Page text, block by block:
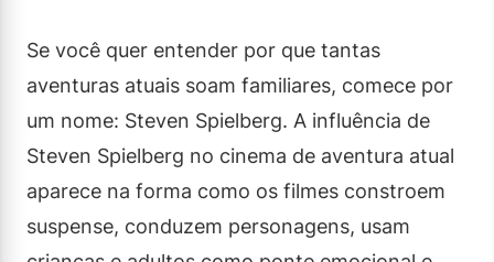
Se você quer entender por que tantas
aventuras atuais soam familiares, comece por
um nome: Steven Spielberg. A influência de
Steven Spielberg no cinema de aventura atual
aparece na forma como os filmes constroem
suspense, conduzem personagens, usam